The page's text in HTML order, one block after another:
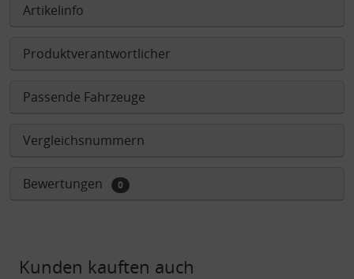
Artikelinfo
Produktverantwortlicher
Passende Fahrzeuge
Vergleichsnummern
Bewertungen 0
Kunden kauften auch